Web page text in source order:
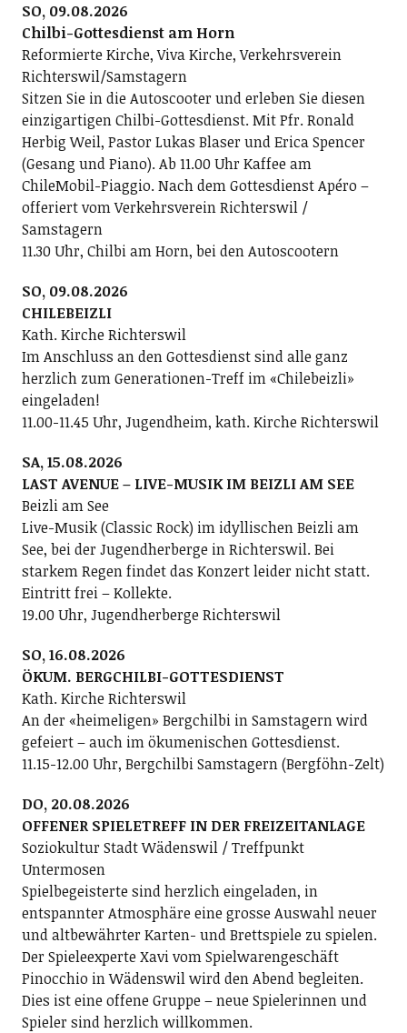
SO, 09.08.2026
Chilbi-Gottesdienst am Horn
Reformierte Kirche, Viva Kirche, Verkehrsverein
Richterswil/Samstagern
Sitzen Sie in die Autoscooter und erleben Sie diesen
einzigartigen Chilbi-Gottesdienst. Mit Pfr. Ronald
Herbig Weil, Pastor Lukas Blaser und Erica Spencer
(Gesang und Piano). Ab 11.00 Uhr Kaffee am
ChileMobil-Piaggio. Nach dem Gottesdienst Apéro –
offeriert vom Verkehrsverein Richterswil /
Samstagern
11.30 Uhr, Chilbi am Horn, bei den Autoscootern
SO, 09.08.2026
CHILEBEIZLI
Kath. Kirche Richterswil
Im Anschluss an den Gottesdienst sind alle ganz
herzlich zum Generationen-Treff im «Chilebeizli»
eingeladen!
11.00-11.45 Uhr, Jugendheim, kath. Kirche Richterswil
SA, 15.08.2026
LAST AVENUE – LIVE-MUSIK IM BEIZLI AM SEE
Beizli am See
Live-Musik (Classic Rock) im idyllischen Beizli am
See, bei der Jugendherberge in Richterswil. Bei
starkem Regen findet das Konzert leider nicht statt.
Eintritt frei – Kollekte.
19.00 Uhr, Jugendherberge Richterswil
SO, 16.08.2026
ÖKUM. BERGCHILBI-GOTTESDIENST
Kath. Kirche Richterswil
An der «heimeligen» Bergchilbi in Samstagern wird
gefeiert – auch im ökumenischen Gottesdienst.
11.15-12.00 Uhr, Bergchilbi Samstagern (Bergföhn-Zelt)
DO, 20.08.2026
OFFENER SPIELETREFF IN DER FREIZEITANLAGE
Soziokultur Stadt Wädenswil / Treffpunkt
Untermosen
Spielbegeisterte sind herzlich eingeladen, in
entspannter Atmosphäre eine grosse Auswahl neuer
und altbewährter Karten- und Brettspiele zu spielen.
Der Spieleexperte Xavi vom Spielwarengeschäft
Pinocchio in Wädenswil wird den Abend begleiten.
Dies ist eine offene Gruppe – neue Spielerinnen und
Spieler sind herzlich willkommen.